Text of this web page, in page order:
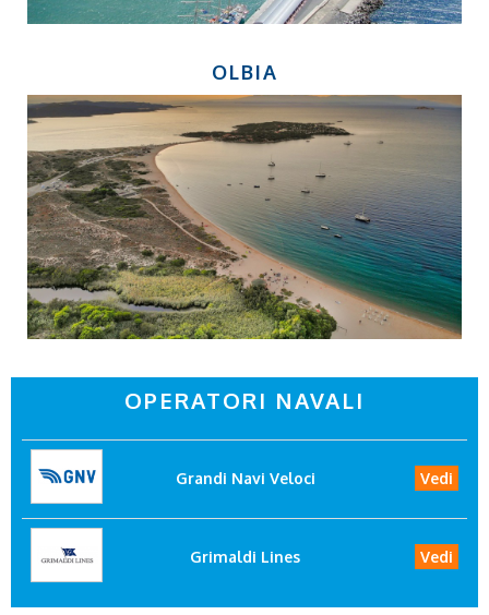
OLBIA
OPERATORI NAVALI
Grandi Navi Veloci Vedi
Grimaldi Lines Vedi